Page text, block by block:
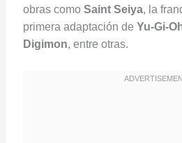
obras como Saint Seiya, la
primera adaptación de Yu-Gi-
Digimon, entre otras.